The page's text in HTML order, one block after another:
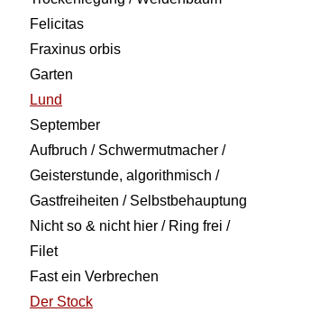
Felicitas
Fraxinus orbis
Garten
Lund
September
Aufbruch / Schwermutmacher /
Geisterstunde, algorithmisch /
Gastfreiheiten / Selbstbehauptung
Nicht so & nicht hier / Ring frei /
Filet
Fast ein Verbrechen
Der Stock